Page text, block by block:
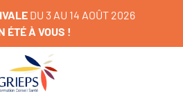
DU 3 AU 14 AOÛT 2026
ÉTÉÀ VOUS !